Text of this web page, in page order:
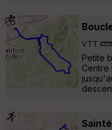
VTT
Petite
Centre